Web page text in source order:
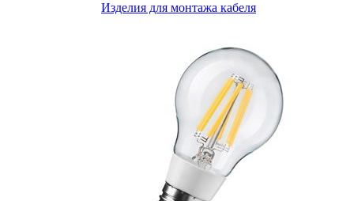
Изделия для монтажа кабеля